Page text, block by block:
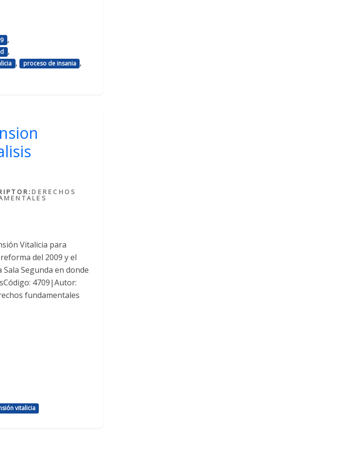
,
,
, proceso de insania ,
DERECHOS
Vitalicia para
del 2009 y el
Segunda en donde
4709|Autor:
fundamentales
vitalicia